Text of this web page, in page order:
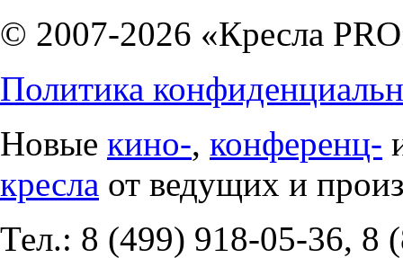
© 2007-2026 «Кресла
Политика
Новые кино-, конференц-
кресла от ведущих и
Тел.: 8 (499) 918-05-36, 8